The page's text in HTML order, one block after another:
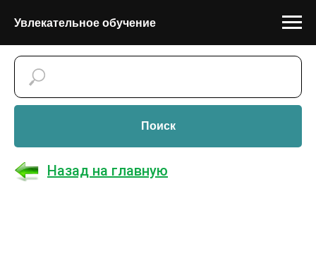
Увлекательное обучение
Поиск
Назад на главную